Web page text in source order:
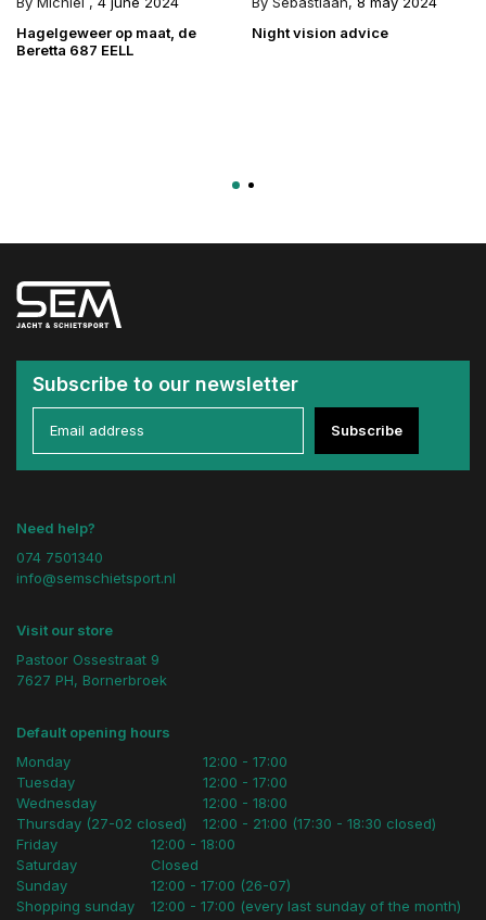
Hagelgeweer op maat, de
Beretta 687 EELL
Night vision advice
Subscribe to our newsletter
Subscribe
Need help?
074 7501340
info@semschietsport.nl
Visit our store
Pastoor Ossestraat 9
7627 PH, Bornerbroek
Default opening hours
Monday
Tuesday
Wednesday
Thursday (27-02 closed)
12:00 - 17:00
12:00 - 17:00
12:00 - 18:00
12:00 - 21:00 (17:30 - 18:30 closed)
Friday
Saturday
Sunday
Shopping sunday
12:00 - 18:00
Closed
12:00 - 17:00 (26-07)
12:00 - 17:00 (every last sunday of the month)